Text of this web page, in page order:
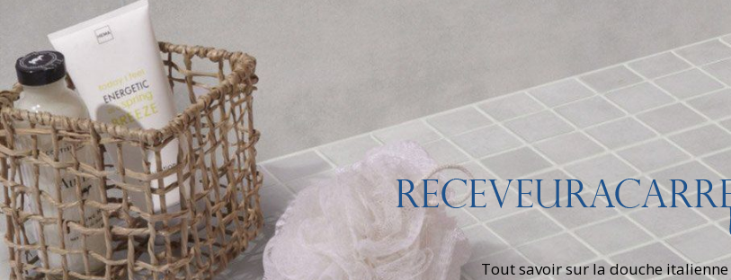
Tout savoir sur la douche italienne